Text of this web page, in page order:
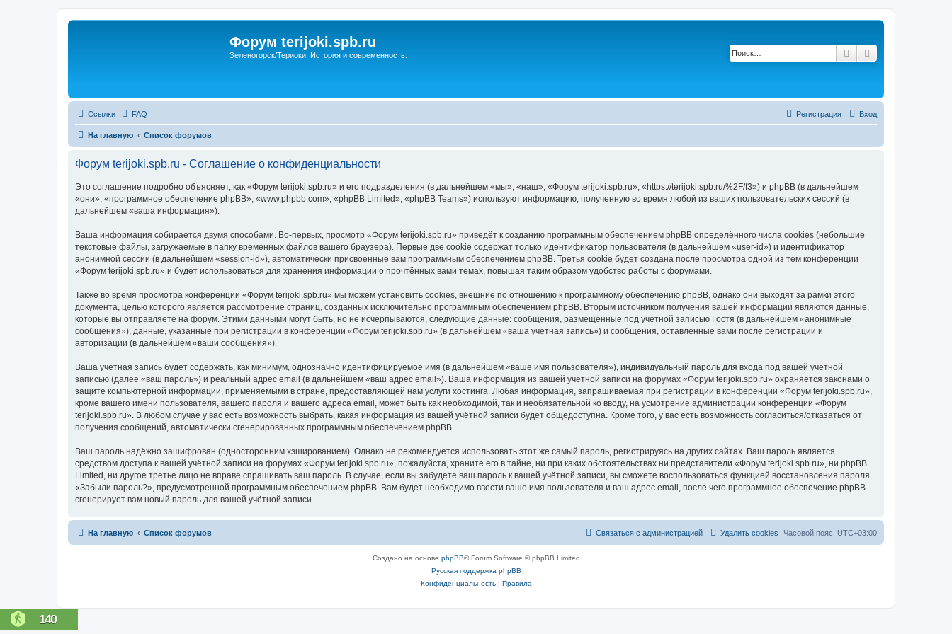
Форум terijoki.spb.ru
Зеленогорск/Териоки. История и современность. Поиск
Ссылки FAQ Вход
Регистрация
На главную Список форумов
Форум terijoki.spb.ru - Соглашение о конфиденциальности
Это соглашение подробно объясняет, как «Форум terijoki.spb.ru» и его подразделения (в дальнейшем «мы», «наш», «Форум terijoki.spb.ru», «https://terijoki.spb.ru/%2F/f3») и phpBB (в дальнейшем
«они», «программное обеспечение phpBB», «www.phpbb.com», «phpBB Limited», «phpBB Teams») используют информацию, полученную во время любой из ваших пользовательских сессий (в
дальнейшем «ваша информация»).
Ваша информация собирается двумя способами. Во-первых, просмотр «Форум terijoki.spb.ru» приведёт к созданию программным обеспечением phpBB определённого числа cookies (небольшие
текстовые файлы, загружаемые в папку временных файлов вашего браузера). Первые две cookie содержат только идентификатор пользователя (в дальнейшем «user-id») и идентификатор
анонимной сессии (в дальнейшем «session-id»), автоматически присвоенные вам программным обеспечением phpBB. Третья cookie будет создана после просмотра одной из тем конференции
«Форум terijoki.spb.ru» и будет использоваться для хранения информации о прочтённых вами темах, повышая таким образом удобство работы с форумами.
Также во время просмотра конференции «Форум terijoki.spb.ru» мы можем установить cookies, внешние по отношению к программному обеспечению phpBB, однако они выходят за рамки этого
документа, целью которого является рассмотрение страниц, созданных исключительно программным обеспечением phpBB. Вторым источником получения вашей информации являются данные,
которые вы отправляете на форум. Этими данными могут быть, но не исчерпываются, следующие данные: сообщения, размещённые под учётной записью Гостя (в дальнейшем «анонимные
сообщения»), данные, указанные при регистрации в конференции «Форум terijoki.spb.ru» (в дальнейшем «ваша учётная запись») и сообщения, оставленные вами после регистрации и
авторизации (в дальнейшем «ваши сообщения»).
Ваша учётная запись будет содержать, как минимум, однозначно идентифицируемое имя (в дальнейшем «ваше имя пользователя»), индивидуальный пароль для входа под вашей учётной
записью (далее «ваш пароль») и реальный адрес email (в дальнейшем «ваш адрес email»). Ваша информация из вашей учётной записи на форумах «Форум terijoki.spb.ru» охраняется законами о
защите компьютерной информации, применяемыми в стране, предоставляющей нам услуги хостинга. Любая информация, запрашиваемая при регистрации в конференции «Форум terijoki.spb.ru»,
кроме вашего имени пользователя, вашего пароля и вашего адреса email, может быть как необходимой, так и необязательной ко вводу, на усмотрение администрации конференции «Форум
terijoki.spb.ru». В любом случае у вас есть возможность выбрать, какая информация из вашей учётной записи будет общедоступна. Кроме того, у вас есть возможность согласиться/отказаться от
получения сообщений, автоматически сгенерированных программным обеспечением phpBB.
Ваш пароль надёжно зашифрован (односторонним хэшированием). Однако не рекомендуется использовать этот же самый пароль, регистрируясь на других сайтах. Ваш пароль является
средством доступа к вашей учётной записи на форумах «Форум terijoki.spb.ru», пожалуйста, храните его в тайне, ни при каких обстоятельствах ни представители «Форум terijoki.spb.ru», ни phpBB
Limited, ни другое третье лицо не вправе спрашивать ваш пароль. В случае, если вы забудете ваш пароль к вашей учётной записи, вы сможете воспользоваться функцией восстановления пароля
«Забыли пароль?», предусмотренной программным обеспечением phpBB. Вам будет необходимо ввести ваше имя пользователя и ваш адрес email, после чего программное обеспечение phpBB
сгенерирует вам новый пароль для вашей учётной записи.
На главную Список форумов Часовой пояс: UTC+03:00
Удалить cookies
Связаться с администрацией
Создано на основе phpBB® Forum Software © phpBB Limited
Русская поддержка phpBB
Конфиденциальность| Правила
140